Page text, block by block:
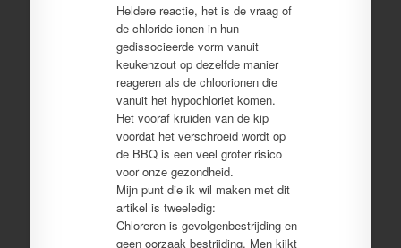
Heldere reactie, het is de vraag of
de chloride ionen in hun
gedissocieerde vorm vanuit
keukenzout op dezelfde manier
reageren als de chloorionen die
vanuit het hypochloriet komen.
Het vooraf kruiden van de kip
voordat het verschroeid wordt op
de BBQ is een veel groter risico
voor onze gezondheid.
Mijn punt die ik wil maken met dit
artikel is tweeledig:
Chloreren is gevolgenbestrijding en
geen oorzaak bestrijding. Men kijkt